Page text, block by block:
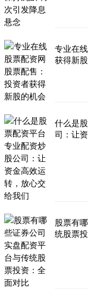
专业在
获得新
什么是
司：让
股票有
统股票